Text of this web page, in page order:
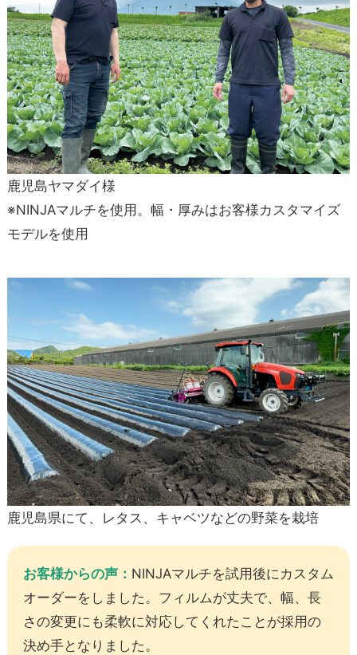
鹿児島ヤマダイ様
※NINJAマルチを使用。幅・厚みはお客様カスタマイズ
モデルを使用
鹿児島県にて、レタス、キャベツなどの野菜を栽培
お客様からの声： NINJAマルチを試用後にカスタム
オーダーをしました。フィルムが丈夫で、幅、長
さの変更にも柔軟に対応してくれたことが採用の
決め手となりました。